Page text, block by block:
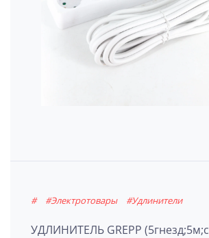
# #Электротовары #Удлинители
УДЛИНИТЕЛЬ GREPP (5гнезд;5м;с